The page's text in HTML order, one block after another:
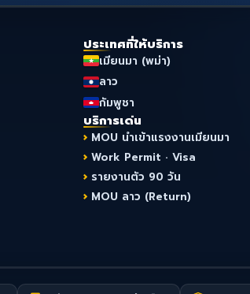
ประเทศที่ให้บริการ
เมียนมา (พม่า)
ลาว
กัมพูชา
บริการเด่น
MOU นำเข้าแรงงานเมียนมา
Work Permit · Visa
รายงานตัว 90 วัน
MOU ลาว (Return)